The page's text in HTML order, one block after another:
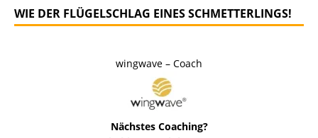
WIE DER FLÜGELSCHLAG EINES SCHMETTERLINGS!
wingwave – Coach
Nächstes Coaching?